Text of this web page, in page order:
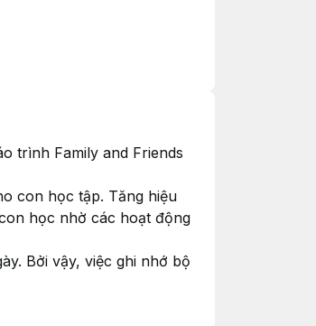
trình Family and Friends
con học tập. Tăng hiệu
học nhờ các hoạt động
Bởi vậy, việc ghi nhớ bộ
mái thư giãn. Phần đáp